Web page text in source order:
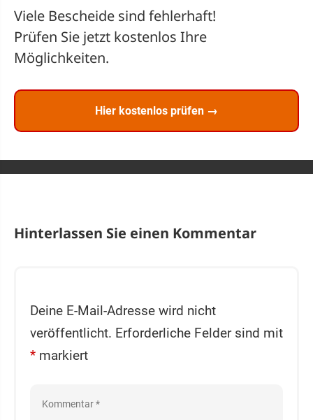
Viele Bescheide sind fehlerhaft!
Prüfen Sie jetzt kostenlos Ihre
Möglichkeiten.
Hier kostenlos prüfen →
Hinterlassen Sie einen Kommentar
Deine E-Mail-Adresse wird nicht
veröffentlicht. Erforderliche Felder sind mit
* markiert